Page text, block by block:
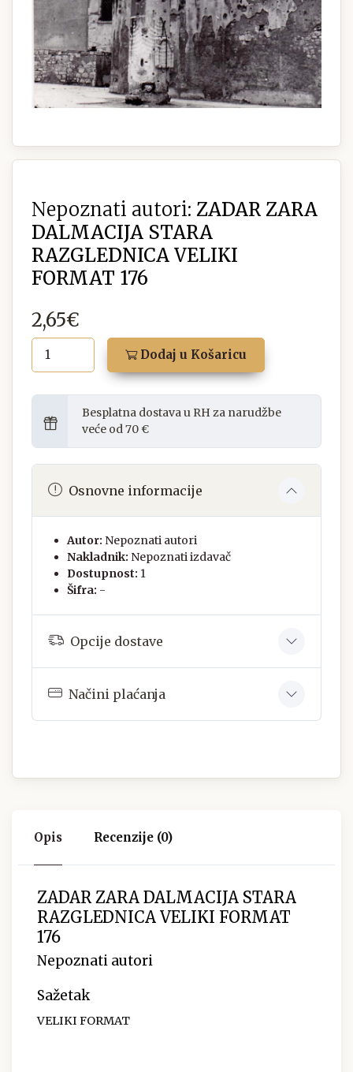
Nepoznati autori: ZADAR ZARA
DALMACIJA STARA
RAZGLEDNICA VELIKI
FORMAT 176
2,65€
Dodaj u Košaricu
Besplatna dostava u RH za narudžbe
veće od 70 €
Osnovne informacije
Autor: Nepoznati autori
Nakladnik: Nepoznati izdavač
Dostupnost: 1
Šifra: -
Opcije dostave
Načini plaćanja
Opis Recenzije (0)
ZADAR ZARA DALMACIJA STARA
RAZGLEDNICA VELIKI FORMAT
176
Nepoznati autori
Sažetak
VELIKI FORMAT